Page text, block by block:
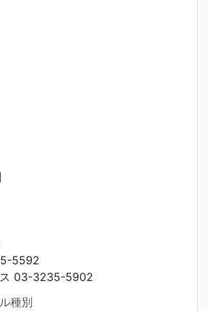
5592
ス 03-3235-5902
種別